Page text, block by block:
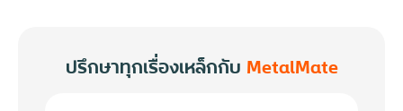
ปรึกษาทุกเรื่องเหล็กกับ MetalMate